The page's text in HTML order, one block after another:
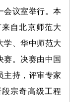
会议室举行。本
自北京师范大
学、华中师范大
赛。决赛由中国
主持，评审专家
宗奇高级工程